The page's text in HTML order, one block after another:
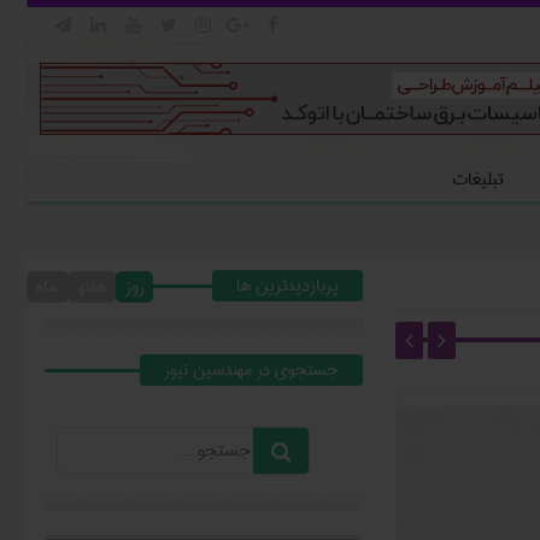
تبلیغات
پربازدیدترین ها روز
جستجوي در مهندسين نيوز